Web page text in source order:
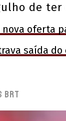
de ter
nova oferta
saída do